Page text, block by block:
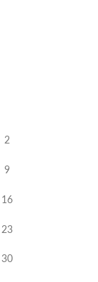
2
9
16
23
30